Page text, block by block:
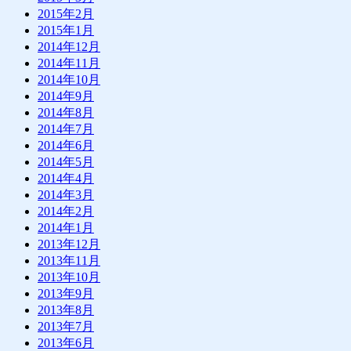
2015年2月
2015年1月
2014年12月
2014年11月
2014年10月
2014年9月
2014年8月
2014年7月
2014年6月
2014年5月
2014年4月
2014年3月
2014年2月
2014年1月
2013年12月
2013年11月
2013年10月
2013年9月
2013年8月
2013年7月
2013年6月